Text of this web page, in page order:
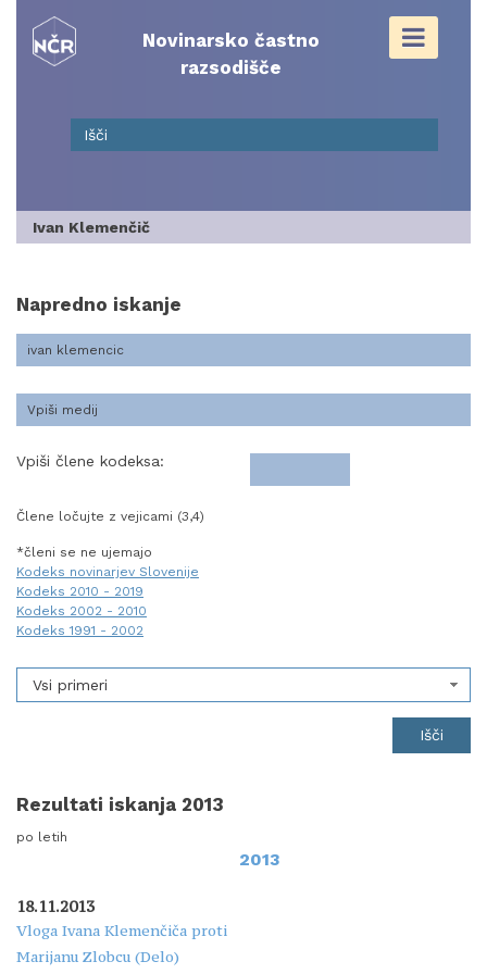
content
Novinarsko častno
razsodišče
Ivan Klemenčič
Napredno iskanje
Vpiši člene kodeksa:
Člene ločujte z vejicami (3,4)
*členi se ne ujemajo
Kodeks novinarjev Slovenije
Kodeks 2010 - 2019
Kodeks 2002 - 2010
Kodeks 1991 - 2002
Vsi primeri
Rezultati iskanja 2013
po letih
2013
18.11.2013
Vloga Ivana Klemenčiča proti
Marijanu Zlobcu (Delo)